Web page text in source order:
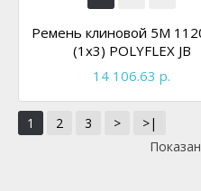
Ремень клиновой 5M
(1x3) POLYFLEX JB
14 106.63 р.
1 2 3 >
>|